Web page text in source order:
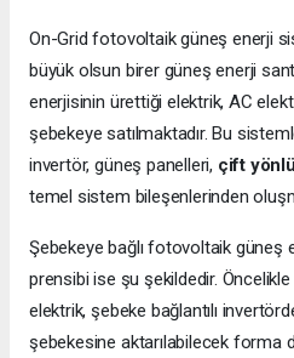
On-Grid fotovoltaik güneş enerji
büyük olsun birer güneş enerji
enerjisinin ürettiği elektrik, AC
şebekeye satılmaktadır. Bu
invertör, güneş panelleri, çift
temel sistem bileşenlerinden
Şebekeye bağlı fotovoltaik güneş
prensibi ise şu şekildedir.
elektrik, şebeke bağlantılı
şebekesine aktarılabilecek forma